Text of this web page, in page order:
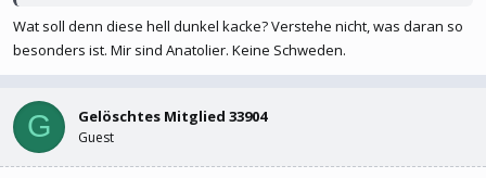
Wat soll denn diese hell dunkel kacke? Verstehe nicht, was daran so
besonders ist. Mir sind Anatolier. Keine Schweden.
G Gelöschtes Mitglied 33904
Guest